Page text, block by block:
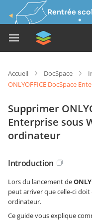
Rentrée
Accueil DocSpace
ONLYOFFICE DocSpace
Supprimer
Enterprise sous
ordinateur
Introduction
Lors du lancement de
peut arriver que celle-ci
ordinateur.
Ce guide vous explique